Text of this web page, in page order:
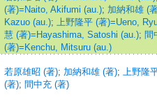
(著)=Naito, Akifumi (au.); 加納和雄 (
Kazuo (au.); 上野隆平 (著)=Ueno,
慧 (著)=Hayashima, Satoshi (au.); 間
(著)=Kenchu, Mitsuru (au.)
若原雄昭 (著); 加納和雄 (著); 上野隆
(著); 間中充 (著)